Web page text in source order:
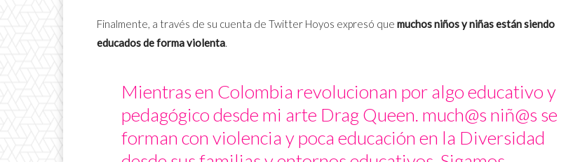
Finalmente, a través de su cuenta de Twitter Hoyos expresó que muchos niños y niñas están siendo
educados de forma violenta.
Mientras en Colombia revolucionan por algo educativo y
pedagógico desde mi arte Drag Queen. much@s niñ@s se
forman con violencia y poca educación en la Diversidad